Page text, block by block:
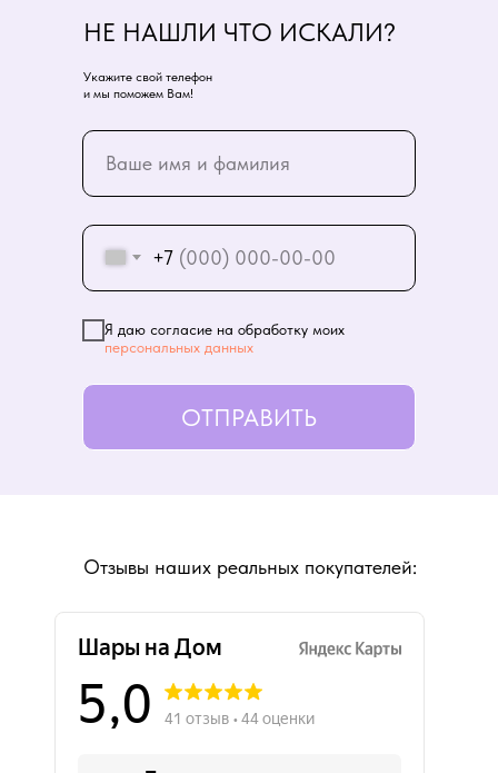
+7
Я даю согласие на обработку моих
персональных данных
ОТПРАВИТЬ
НЕ НАШЛИ ЧТО ИСКАЛИ?
Укажите свой телефон
и мы поможем Вам!
Отзывы наших реальных покупателей: